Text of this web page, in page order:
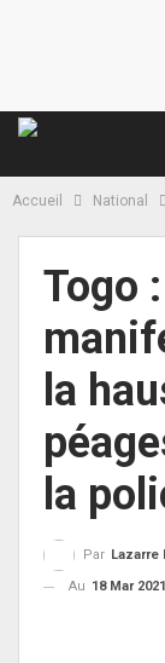
Accueil National
Togo
la
la
Par Lazarre
Au 18 Mar 2021